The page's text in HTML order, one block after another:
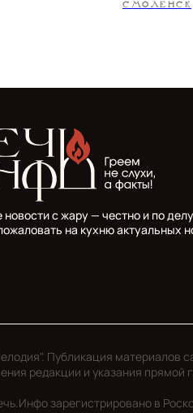
СМОЛЕНСК
с жару — честно и по
на кухню актуальных
Публикация материалов
редакции и указания прямой
зарегистрировано в